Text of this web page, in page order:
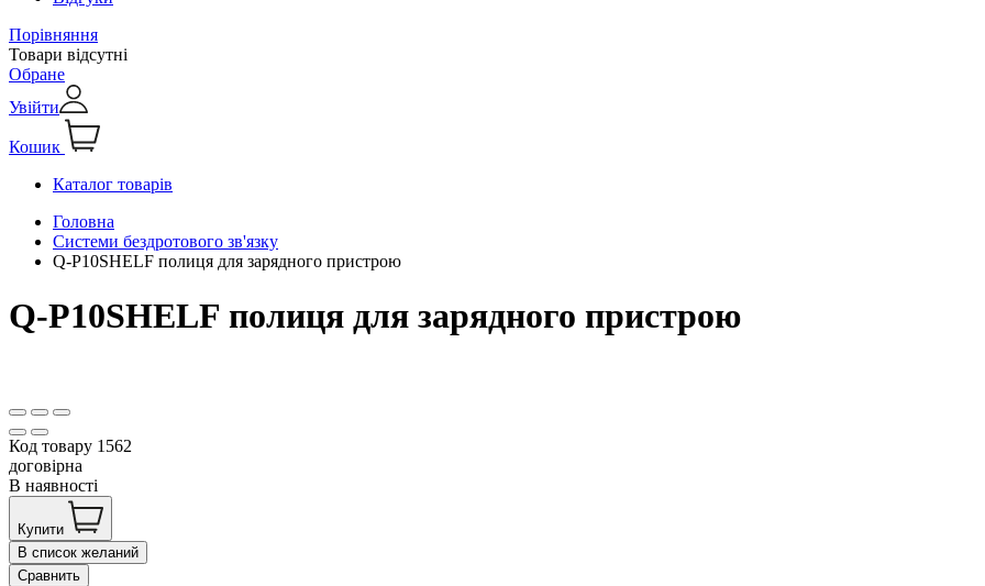
Порівняння
Товари відсутні
Обране
Увійти
Кошик
Каталог товарів
Головна
Системи бездротового зв'язку
Q-P10SHELF полиця для зарядного пристрою
Q-P10SHELF полиця для зарядного пристрою
Код товару 1562
договірна
В наявності
Купити
В список желаний
Сравнить